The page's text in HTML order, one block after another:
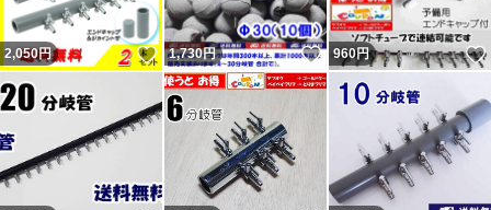
2,050円 いいね！
1,730円 いいね！
960円